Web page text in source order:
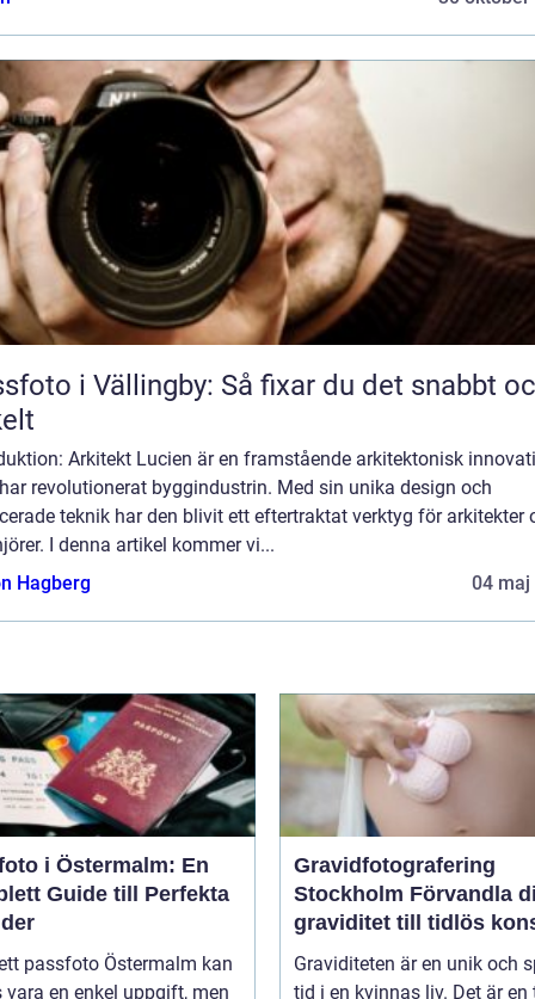
i Vällingby: Så fixar du det snabbt
Arkitekt Lucien är en framstående arkitektonisk
revolutionerat byggindustrin. Med sin unika design och
teknik har den blivit ett eftertraktat verktyg för arkitekter
I denna artikel kommer vi...
Hagberg
04 maj
i Östermalm: En
Guide till Perfekta
passfoto Östermalm kan
vara en enkel uppgift, men
Gravidfotografering
Stockholm Förvandla din
graviditet till tidlös
Graviditeten är en unik och
tid i en kvinnas liv. Det är en